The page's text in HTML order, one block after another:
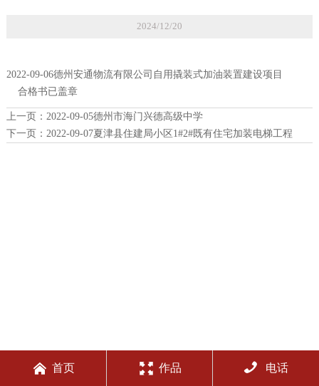
2024/12/20
2022-09-06德州安通物流有限公司自用撬装式加油装置建设项目
合格书已盖章
上一页： 2022-09-05德州市海门兴德高级中学
下一页： 2022-09-07夏津县住建局小区1#2#既有住宅加装电梯工程
 首页  作品  电话